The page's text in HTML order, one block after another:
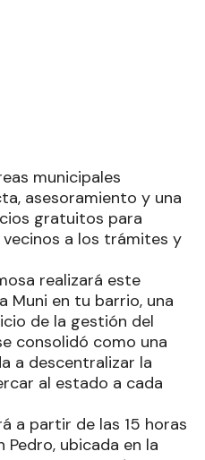
municipales
asesoramiento y una
gratuitos para
a los trámites y
realizará este
Muni en tu barrio, una
de la gestión del
consolidó como una
a descentralizar la
al estado a cada
a partir de las 15 horas
Pedro, ubicada en la